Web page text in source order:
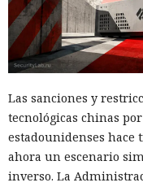
Las sanciones y
tecnológicas chinas
estadounidenses
ahora un escenario
inverso. La